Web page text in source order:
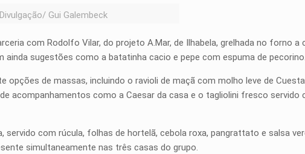
Gui Galembeck
com Rodolfo Vilar, do projeto A.Mar, de Ilhabela, grelhada no forno a
sugestões como a batatinha cacio e pepe com espuma de pecorino.
de massas, incluindo o ravioli de maçã com molho leve de
acompanhamentos como a Caesar da casa e o tagliolini fresco servido
servido com rúcula, folhas de hortelã, cebola roxa, pangrattato e salsa
simultaneamente nas três casas do grupo.